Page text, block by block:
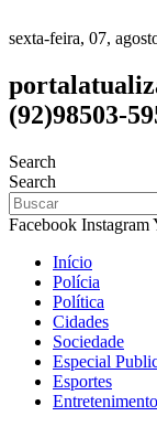
sexta-feira, 07,
(92)98503-
Search
Search
Facebook Instagram
Início
Polícia
Política
Cidades
Sociedade
Especial
Esportes
Entretenimento